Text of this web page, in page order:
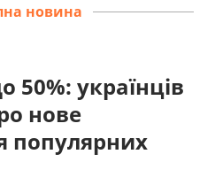
новина
50%: українців
нове
популярних